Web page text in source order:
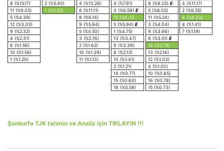
8 (%15.17)
11 (%9.05)
5 (%4.39)
12 (%3.33)
9 (%2.32)
4 (%2.31)
6 (%1.56)
10 (%1.56)
1 (%1.20)
2 (%5.40)
1 (%2.22)
4 (%13.26)
6 (%11.11)
8 (%6.14)
9 (%5.94)
5 (%4.50)
3 (%2.76)
2 (%1.62)
10 (%1.39)
11 (%1.13)
4 (%7.91)
3 (%6.59) E
12 (%6.21)
5 (%5.94) E
1 (%4.75)
13 (%3.47)
9 (%3.39)
8 (%2.13)
10 (%1.41)
2 (%1.21)
14 (%0.77)
15 (%0.60)
16 (%0.58)
8 (%9.23) E
5 (%6.05)
11 (%5.24)
3 (%4.04)
9 (%3.66)
6 (%3.51) E
14 (%2.79)
13 (%2.16)
12 (%1.03)
4 (%1.00)
10 (%0.85)
16 (%0.78)
15 (%0.73)
4 (%11.17)
2 (%6.55)
6 (%6.03)
8 (%1.41)
7 (%1.19)
Şanlıurfa TJK tahmin ve Analiz için TIKLAYIN !!!